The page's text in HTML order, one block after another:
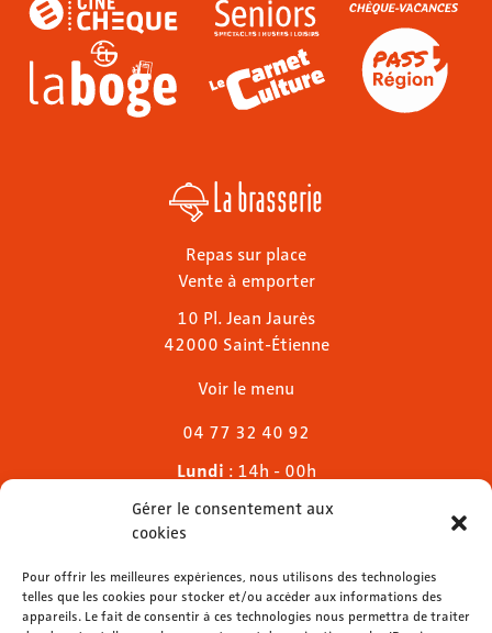
Gérer le consentement aux
cookies
Pour offrir les meilleures expériences, nous utilisons des technologies
telles que les cookies pour stocker et/ou accéder aux informations des
appareils. Le fait de consentir à ces technologies nous permettra de traiter
La brasserie
Repas sur place
Vente à emporter
10 Pl. Jean Jaurès
42000 Saint-Étienne
Voir le menu
04 77 32 40 92
Lundi : 14h - 00h
Mardi & mercredi : 11h - 00h30
Jeudi
Dimanche: 11h - 00h